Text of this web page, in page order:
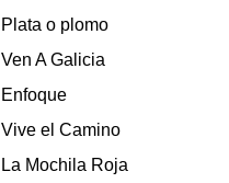
Plata o plomo
Ven A Galicia
Enfoque
Vive el Camino
La Mochila Roja